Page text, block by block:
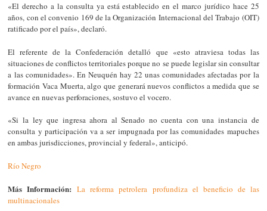
«El derecho a la consulta ya está establecido en el marco jurídico hace 25
años, con el convenio 169 de la Organización Internacional del Trabajo (OIT)
ratificado por el país», declaró.
El referente de la Confederación detalló que «esto atraviesa todas las
situaciones de conflictos territoriales porque no se puede legislar sin consultar
a las comunidades». En Neuquén hay 22 unas comunidades afectadas por la
formación Vaca Muerta, algo que generará nuevos conflictos a medida que se
avance en nuevas perforaciones, sostuvo el vocero.
«Si la ley que ingresa ahora al Senado no cuenta con una instancia de
consulta y participación va a ser impugnada por las comunidades mapuches
en ambas jurisdicciones, provincial y federal», anticipó.
Río Negro
Más Información: La reforma petrolera profundiza el beneficio de las
multinacionales